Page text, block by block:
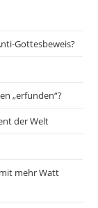
Gottesbeweis?
„erfunden“?
der Welt
mehr Watt